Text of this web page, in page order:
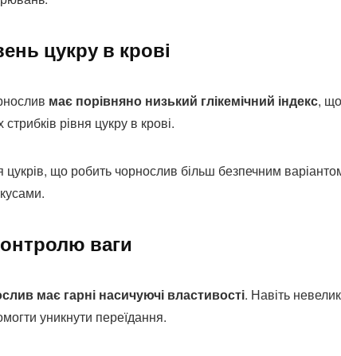
цукру в крові
має порівняно низький глікемічний індекс, що
рівня цукру в крові.
цукрів, що робить чорнослив більш безпечним
ваги
має гарні насичуючі властивості. Навіть
уникнути переїдання.